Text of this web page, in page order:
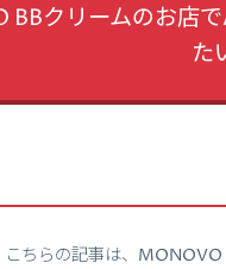
クリームのお店
た
こちらの記事は、